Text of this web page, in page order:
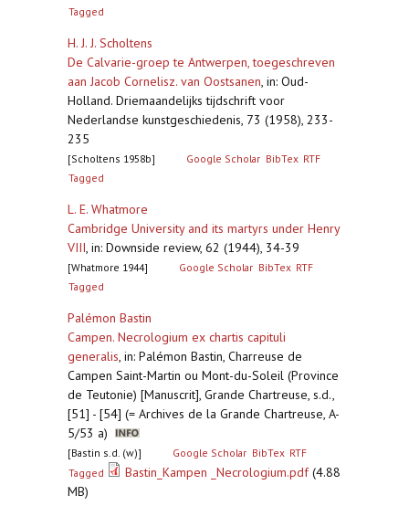
Tagged
H. J. J. Scholtens
De Calvarie-groep te Antwerpen, toegeschreven
aan Jacob Cornelisz. van Oostsanen, in: Oud-
Holland. Driemaandelijks tijdschrift voor
Nederlandse kunstgeschiedenis, 73 (1958), 233-
235
[Scholtens 1958b] Google Scholar BibTex RTF
Tagged
L. E. Whatmore
Cambridge University and its martyrs under Henry
VIII, in: Downside review, 62 (1944), 34-39
[Whatmore 1944] Google Scholar BibTex RTF
Tagged
Palémon Bastin
Campen. Necrologium ex chartis capituli
generalis, in: Palémon Bastin, Charreuse de
Campen Saint-Martin ou Mont-du-Soleil (Province
de Teutonie) [Manuscrit], Grande Chartreuse, s.d.,
[51] - [54] (= Archives de la Grande Chartreuse, A-
5/53 a)
[Bastin s.d. (w)] Google Scholar BibTex RTF
Tagged
Bastin_Kampen _Necrologium.pdf(4.88
MB)